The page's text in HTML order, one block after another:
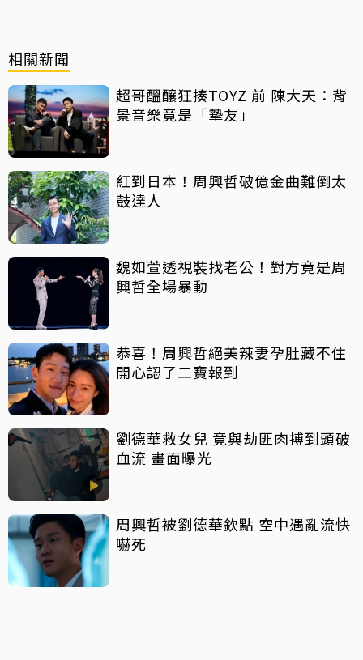
相關新聞
超哥醞釀狂揍TOYZ 前 陳大天：背
景音樂竟是「摯友」
紅到日本！周興哲破億金曲難倒太
鼓達人
魏如萱透視裝找老公！對方竟是周
興哲全場暴動
恭喜！周興哲絕美辣妻孕肚藏不住
開心認了二寶報到
劉德華救女兒 竟與劫匪肉搏到頭破
血流 畫面曝光
周興哲被劉德華欽點 空中遇亂流快
嚇死